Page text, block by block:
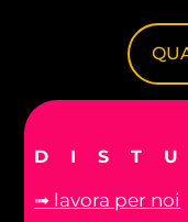
➟ lavora per noi